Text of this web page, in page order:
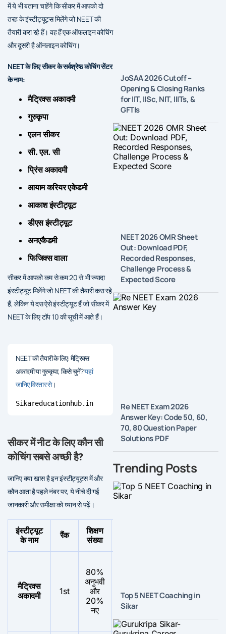
में ये भी बताना चाहेंगे कि सीकर में आपको दो
तरह के इंस्टीट्यूट्स मिलेंगे जो NEET की
तैयारी करा रहे हैं। वह हैं एक ऑफलाइन कोचिंग
और दूसरी है ऑनलाइन कोचिंग।
NEET के लिए सीकर के सर्वश्रेष्ठ कोचिंग सेंटर
के नाम:
मैट्रिक्स अकादमी
गुरुकृपा
एलन सीकर
सी. एल. सी
प्रिंस अकादमी
आयाम करियर एकेडमी
आकाश इंस्टीट्यूट
डीएस इंस्टीट्यूट
अनएकैडमी
फिजिक्स वाला
सीकर में आपको कम से कम 20 से भी ज्यादा
इंस्टीट्यूट मिलेंगे जो NEET की तैयारी करा रहे
हैं, लेकिन ये दस ऐसे इंस्टीट्यूट हैं जो सीकर में
NEET के लिए टॉप 10 की सूची में आते हैं।
NEET की तैयारी के लिए: मैट्रिक्स
अकादमी या गुरुकृपा, किसे चुनें?यहां
जानिए विस्तार से।
Sikareducationhub.in
सीकर में नीट के लिए कौन सी
कोचिंग सबसे अच्छी है?
जानिए क्या खास है इन इंस्टीट्यूट्स में और
कौन आता है पहले नंबर पर, ये नीचे दी गई
जानकारी और समीक्षा को ध्यान से पढ़ें।
इंस्टीट्यूट
के नाम
रैंक
शिक्षण
संख्या
मैट्रिक्स
अकादमी
1st
80%
अनुभवी
और
20%
नए
उपयोगी
बहुत अच्छा
है
JoSAA 2026 Cutoff –
Opening & Closing Ranks
for IIT, IISc, NIT, IIITs, &
GFTIs
NEET 2026 OMR Sheet
Out: Download PDF,
Recorded Responses,
Challenge Process &
Expected Score
Re NEET Exam 2026
Answer Key: Code 50, 60,
70, 80 Question Paper
Solutions PDF
Trending Posts
Top 5 NEET Coaching in
Sikar